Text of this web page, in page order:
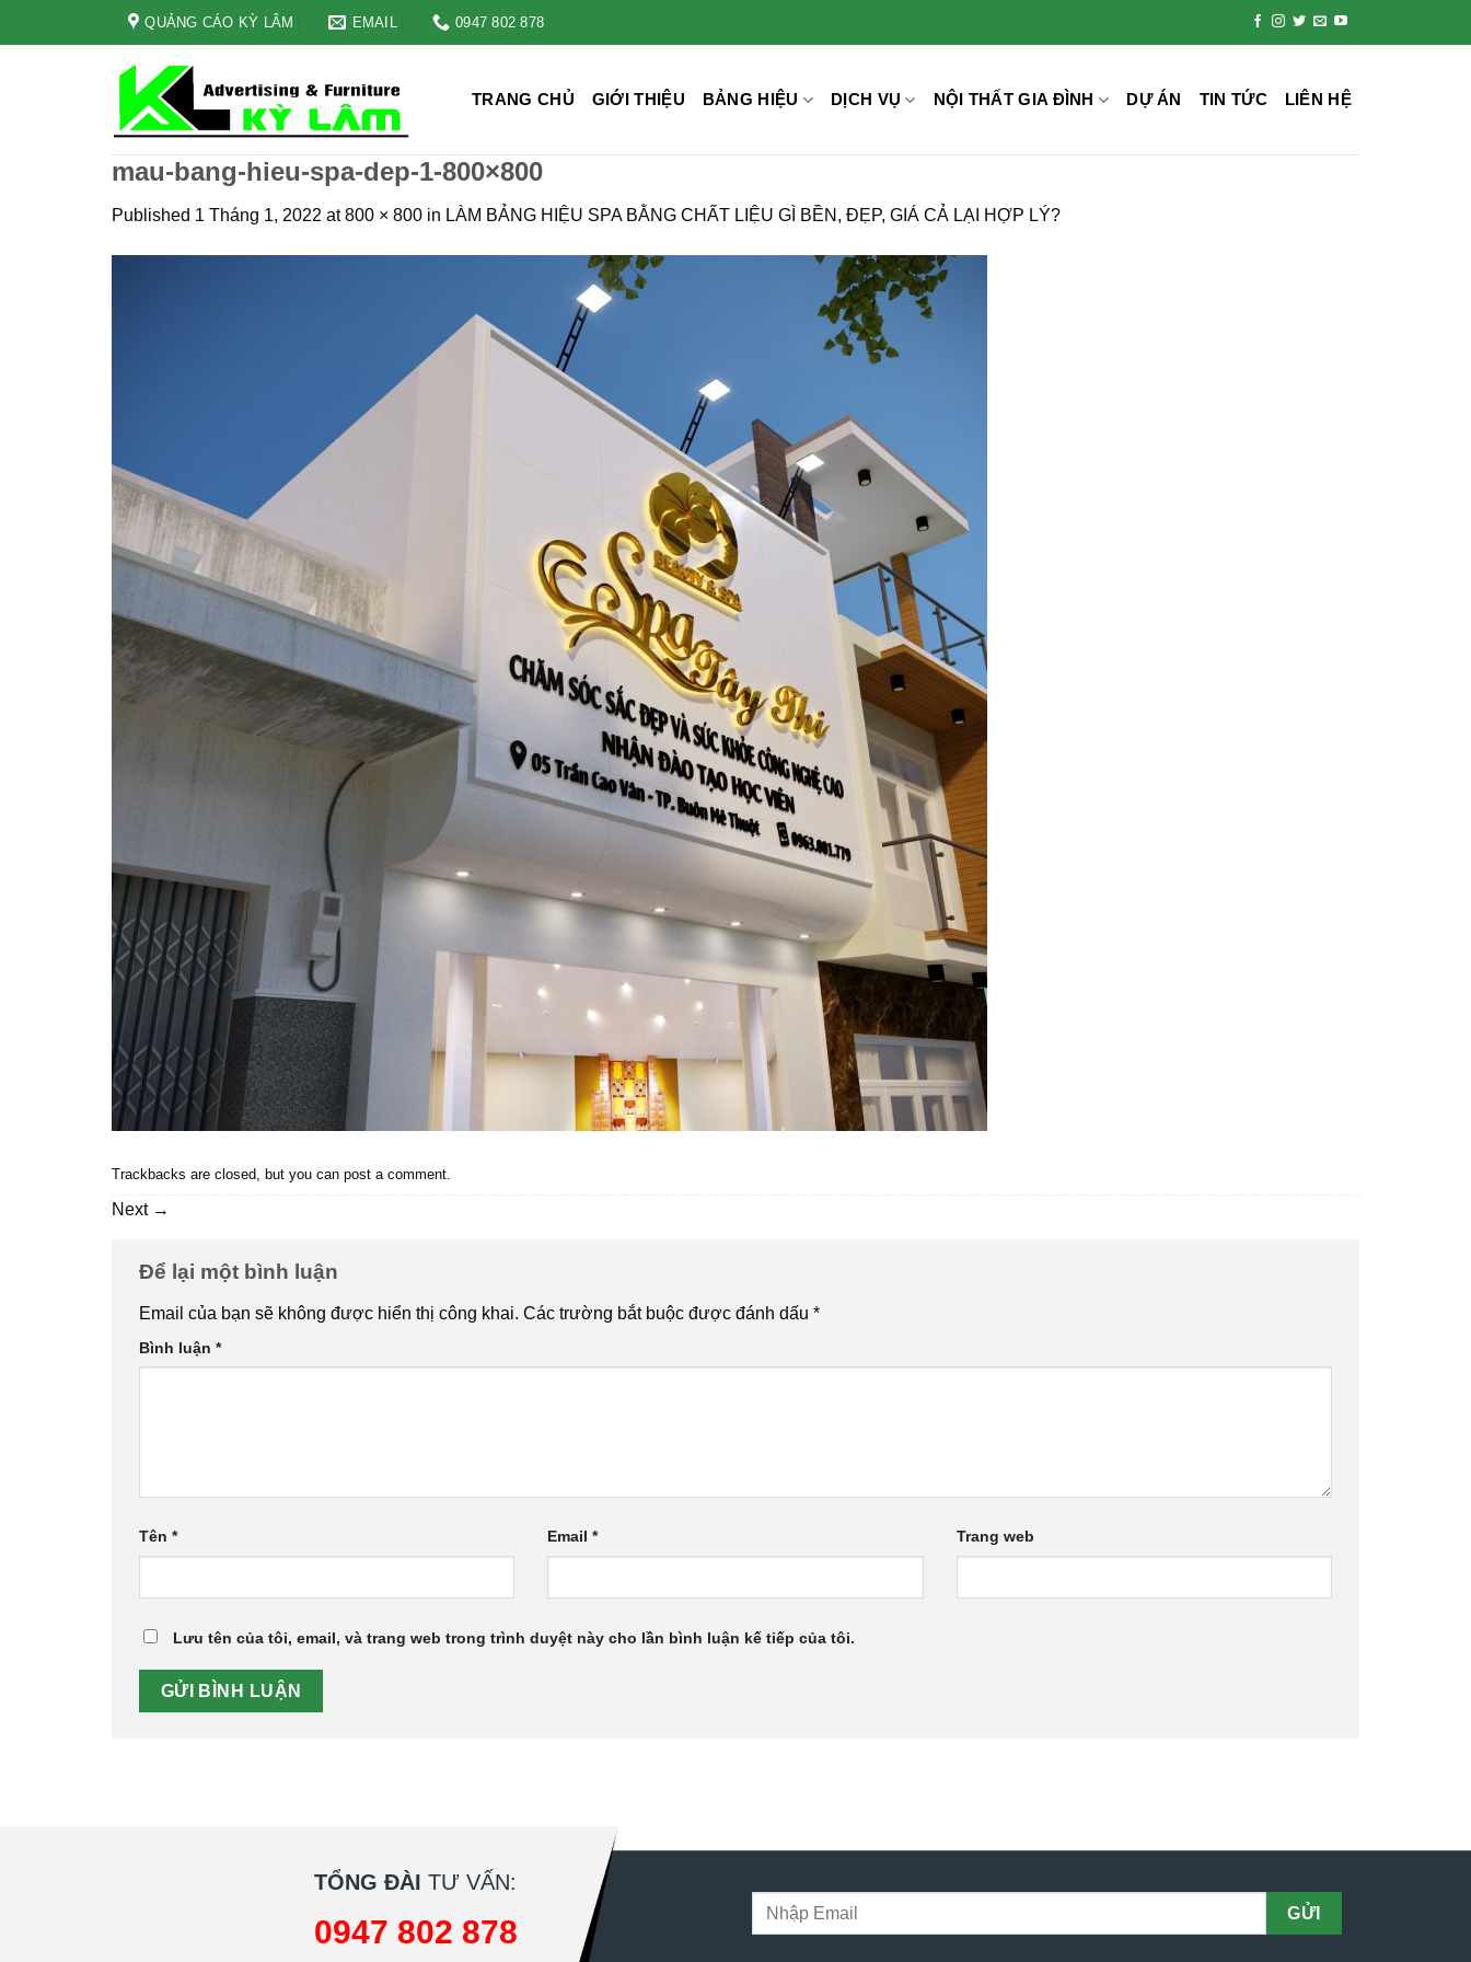
QUẢNG CÁO KỲ LÂM EMAIL 0947 802 878
TRANG CHỦ GIỚI THIỆU BẢNG HIỆU DỊCH VỤ NỘI THẤT GIA ĐÌNH DỰ ÁN TIN TỨC LIÊN HỆ
mau-bang-hieu-spa-dep-1-800×800
Published 1 Tháng 1, 2022 at800 × 800 in LÀM BẢNG HIỆU SPA BẰNG CHẤT LIỆU GÌ BỀN, ĐẸP, GIÁ CẢ LẠI HỢP LÝ?
Trackbacks are closed, but you can post a comment.
Next →
Để lại một bình luận
Email của bạn sẽ không được hiển thị công khai. Các trường bắt buộc được đánh dấu *
Bình luận *
Tên * Email* Trang web
Lưu tên của tôi, email, và trang web trong trình duyệt này cho lần bình luận kế tiếp của tôi.
TỔNG ĐÀI TƯ VẤN:
0947 802 878